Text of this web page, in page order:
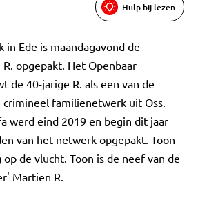
Hulp bij lezen
in Ede is maandagavond de
opgepakt. Het Openbaar
de 40-jarige R. als een van de
crimineel familienetwerk uit Oss.
werd eind 2019 en begin dit jaar
van het netwerk opgepakt. Toon
op de vlucht. Toon is de neef van de
Martien R.